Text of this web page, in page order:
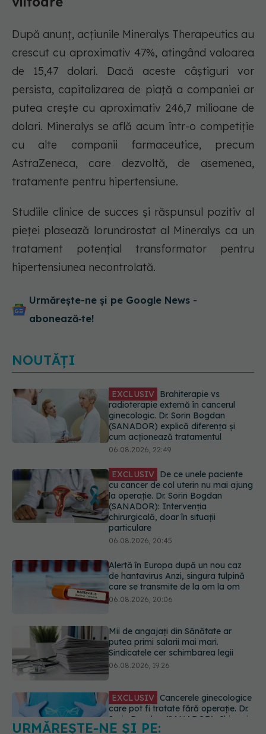
După anunț, acțiunile Mineralys Therapeutics au
crescut cu aproximativ 47%, atingând valoarea
de 15,47 dolari. Dacă aceste câștiguri vor
persista, capitalizarea de piață a companiei ar
putea crește cu aproximativ 246,7 milioane de
dolari. Mineralys se află acum într-o competiție
cu alte companii farmaceutice, precum
AstraZeneca, care dezvoltă, de asemenea,
tratamente pentru hipertensiune.
Studiile clinice de succes și răspunsul pozitiv al
pieței plasează lorundrostat al Mineralys ca un
tratament potențial transformator pentru
hipertensiunea necontrolată.
Urmărește-ne și pe Google News -
abonează‑te!
NOUTĂȚI
EXCLUSIV De ce unele paciente
cu cancer de col uterin nu mai ajung
la operație. Dr. Sorin Bogdan
(SANADOR): Intervenția
chirurgicală, doar în situații
particulare
06.08.2026, 20:45
Alertă în Europa după un nou caz
de hantavirus Anzi, singura tulpină
care se transmite de la om la om
06.08.2026, 20:06
Mii de angajați din Sănătate ar
putea primi salarii mai mari.
Sindicatele cer schimbarea legii
EXCLUSIV
Cancerele ginecologice
care pot fi tratate fără operație. Dr.
Sorin Bogdan (SANADOR): Chirurgia
este indicată doar punctual, pentru
anumite categorii de paciente
EXCLUSIV Brahiterapie vs
radioterapie externă în cancerul
ginecologic. Dr. Sorin Bogdan
URMĂREȘTE-NE ȘI PE: